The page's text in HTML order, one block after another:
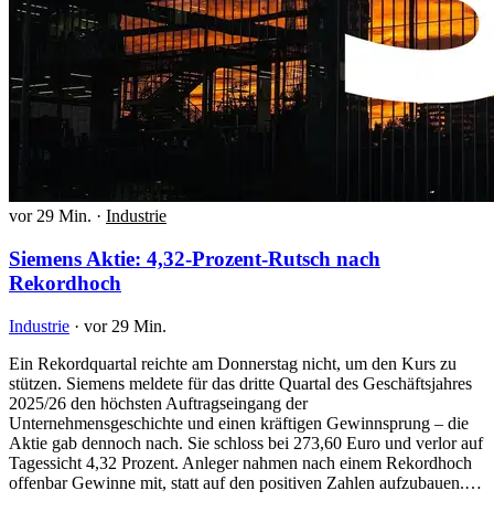
vor 29 Min. · Industrie
Siemens Aktie: 4,32-Prozent-Rutsch nach
Rekordhoch
Industrie · vor 29 Min.
Ein Rekordquartal reichte am Donnerstag nicht, um den Kurs zu
stützen. Siemens meldete für das dritte Quartal des Geschäftsjahres
2025/26 den höchsten Auftragseingang der
Unternehmensgeschichte und einen kräftigen Gewinnsprung – die
Aktie gab dennoch nach. Sie schloss bei 273,60 Euro und verlor auf
Tagessicht 4,32 Prozent. Anleger nahmen nach einem Rekordhoch
offenbar Gewinne mit, statt auf den positiven Zahlen aufzubauen.…